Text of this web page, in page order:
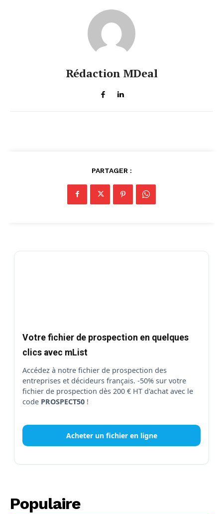
Rédaction MDeal
PARTAGER :
Votre fichier de prospection en quelques
clics avec mList
Accédez à notre fichier de prospection des
entreprises et décideurs français. -50% sur votre
fichier de prospection dès 200 € HT d'achat avec le
code PROSPECT50 !
Acheter un fichier en ligne
Populaire